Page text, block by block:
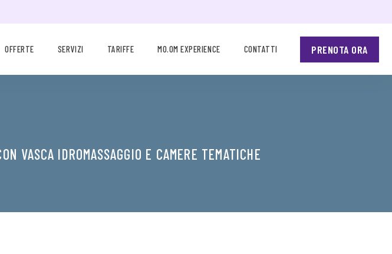
OFFERTE SERVIZI TARIFFE MO.OM EXPERIENCE CONTATTI PRENOTA ORA
VASCA IDROMASSAGGIO E CAMERE TEMATICHE